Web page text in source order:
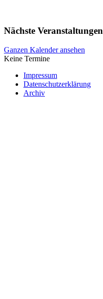
Nächste Veranstaltungen
Ganzen Kalender ansehen
Keine Termine
Impressum
Datenschutzerklärung
Archiv